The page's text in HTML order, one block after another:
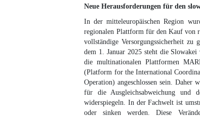
Neue Herausforderungen für den
In der mitteleuropäischen Region
regionalen Plattform für den Kauf von
vollständige Versorgungssicherheit zu
dem 1. Januar 2025 steht die
die multinationalen Plattformen
(Platform for the International
Operation) angeschlossen sein.
für die Ausgleichsabweichung und
widerspiegeln. In der Fachwelt ist
oder sinken werden. Diese